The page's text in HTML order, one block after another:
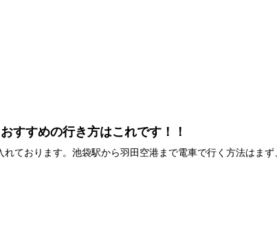
すすめの行き方はこれです！！
ております。池袋駅から羽田空港まで電車で行く方法はま